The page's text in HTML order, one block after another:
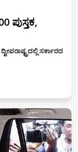
ಪುಸ್ತಕ,
ಸರ್ಕಾರದ